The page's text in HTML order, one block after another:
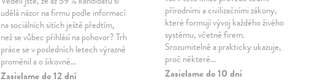
udělá názor na firmu podle informací
na sociálních sítích ještě předtím,
než se vůbec přihlásí na pohovor? Trh
práce se v posledních letech výrazně
proměnil a o šikovné…
Zasielame do 12 dní
přírodními a civilizačními zákony,
které formují vývoj každého živého
systému, včetně firem.
Srozumitelně a prakticky ukazuje,
proč některé…
Zasielame do 10 dní